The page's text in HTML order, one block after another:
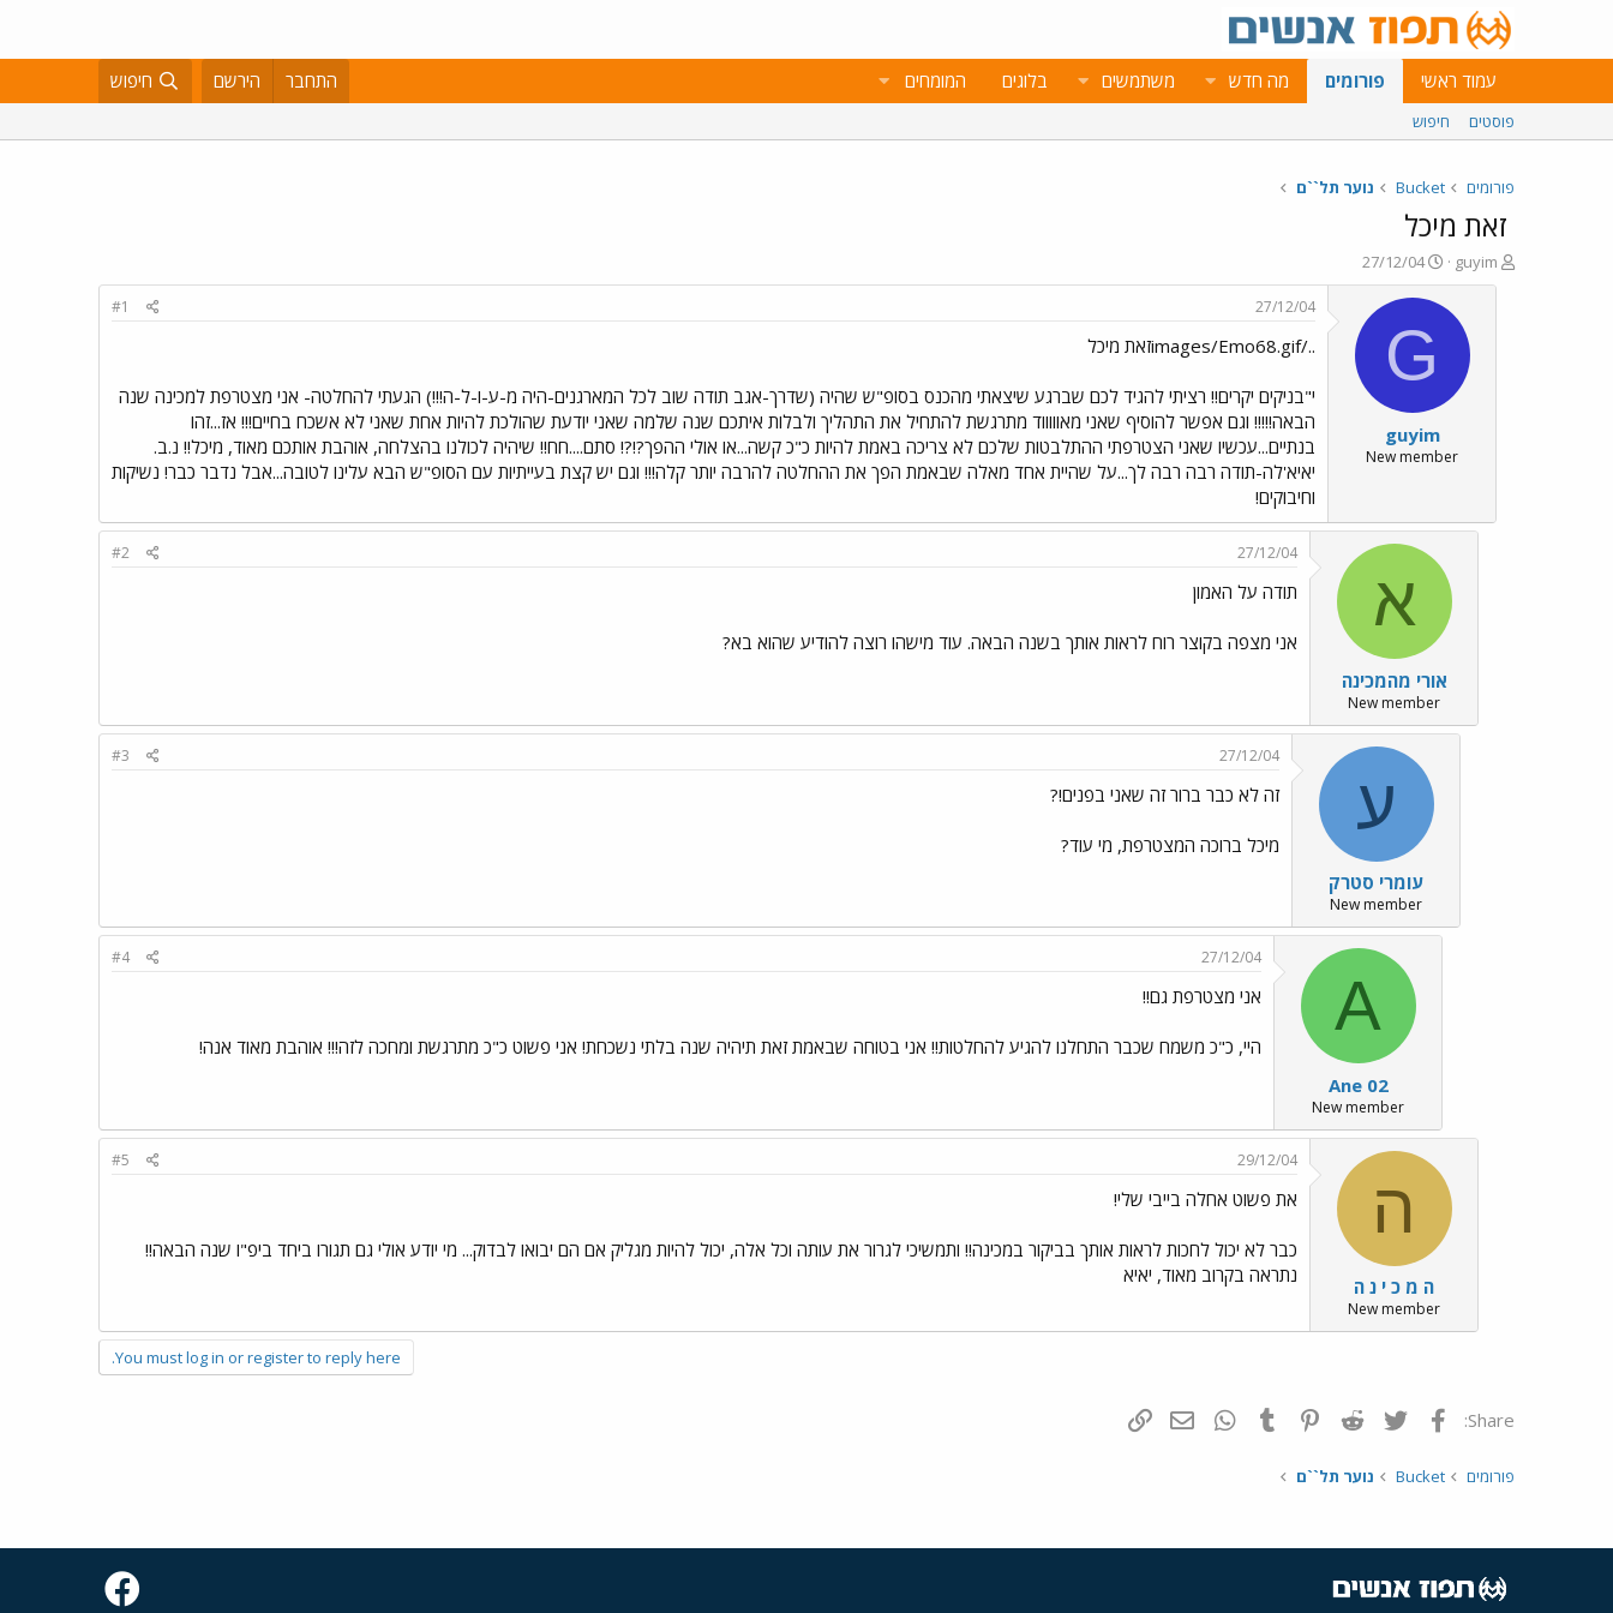
עמוד ראשי פורומים מה חדש משתמשים בלוגים המומחים התחבר הירשם חיפוש
פוסטים חיפוש
פורומים Bucket נוער תל``ם
זאת מיכל
פ
ו
guyim
פ
ו
ר
ס
ם
ב
א
ר
י
27/12/04
G
guyim
New member
27/12/04
#1
../images/Emo68.gifזאת מיכל
י"בניקים יקרים!! רציתי להגיד לכם שברגע שיצאתי מהכנס בסופ"ש שהיה (שדרך-אגב תודה שוב לכל המארגנים-היה מ-ע-ו-ל-ה!!!) הגעתי להחלטה- אני מצטרפת למכינה שנה
הבאה!!!!! וגם אפשר להוסיף שאני מאוווווד מתרגשת להתחיל את התהליך ולבלות איתכם שנה שלמה שאני יודעת שהולכת להיות אחת שאני לא אשכח בחיים!!! אז...זהו
בנתיים...עכשיו שאני הצטרפתי ההתלבטות שלכם לא צריכה באמת להיות כ"כ קשה...או אולי ההפך?!?! סתם....חח!! שיהיה לכולנו בהצלחה, אוהבת אותכם מאוד, מיכל!! נ.ב.
יאיא'לה-תודה רבה רבה לך...על שהיית אחד מאלה שבאמת הפך את ההחלטה להרבה יותר קלה!!! וגם יש קצת בעייתיות עם הסופ"ש הבא עלינו לטובה...אבל נדבר כבר! נשיקות
וחיבוקים!
א
אורי מהמכינה
New member
27/12/04
#2
תודה על האמון
אני מצפה בקוצר רוח לראות אותך בשנה הבאה. עוד מישהו רוצה להודיע שהוא בא?
ע
עומרי סטרק
New member
27/12/04
#3
זה לא כבר ברור זה שאני בפנים!?
מיכל ברוכה המצטרפת, מי עוד?
A
Ane 02
New member
27/12/04
#4
אני מצטרפת גם!!
היי, כ"כ משמח שכבר התחלנו להגיע להחלטות!! אני בטוחה שבאמת זאת תיהיה שנה בלתי נשכחת! אני פשוט כ"כ מתרגשת ומחכה לזה!!! אוהבת מאוד אנה!
ה
ה מ כ י נ ה
New member
29/12/04
#5
את פשוט אחלה בייבי שלי!
כבר לא יכול לחכות לראות אותך בביקור במכינה!! ותמשיכי לגרור את עותה וכל אלה, יכול להיות מגליק אם הם יבואו לבדוק... מי יודע אולי גם תגורו ביחד ביפ"ו שנה הבאה!!
נתראה בקרוב מאוד, יאיא
You must log in or register to reply here.
Share: פייסבוק Twitter
Reddit
Pinterest
Tumblr
WhatsAppדואר אלקטרוני
פורומים Bucket נוער תל``ם